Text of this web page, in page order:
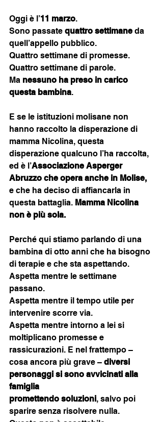
Oggi è l’11 marzo.
Sono passate quattro settimane da
quell’appello pubblico.
Quattro settimane di promesse.
Quattro settimane di parole.
Ma nessuno ha preso in carico
questa bambina.
E se le istituzioni molisane non
hanno raccolto la disperazione di
mamma Nicolina, questa
disperazione qualcuno l’ha raccolta,
ed è l’Associazione Asperger
Abruzzo che opera anche in Molise,
e che ha deciso di affiancarla in
questa battaglia. Mamma Nicolina
non è più sola.
Perché qui stiamo parlando di una
bambina di otto anni che ha bisogno
di terapie e che sta aspettando.
Aspetta mentre le settimane
passano.
Aspetta mentre il tempo utile per
intervenire scorre via.
Aspetta mentre intorno a lei si
moltiplicano promesse e
rassicurazioni. E nel frattempo –
cosa ancora più grave – diversi
personaggi si sono avvicinati alla
famiglia
promettendo soluzioni, salvo poi
sparire senza risolvere nulla.